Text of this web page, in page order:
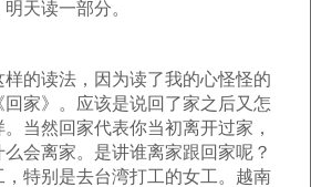
天读一部分。
的读法，因为读了我的心怪怪的
家》。应该是说回了家之后又怎
当然回家代表你当初离开过家，
会离家。是讲谁离家跟回家呢？
特别是去台湾打工的女工。越南